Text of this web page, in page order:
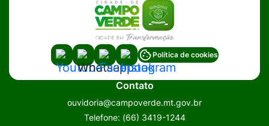
Acessar
a
Social
Acessar
a
Social
Acessar
a
Rede
Social
Acessar
a
Rede
Social
Política de cookies
Contato
ouvidoria@campoverde.mt.gov.br
Telefone: (66) 3419-1244